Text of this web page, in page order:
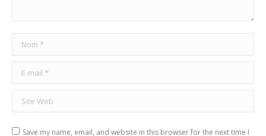
Nom *
E-mail *
Site Web
Save my name, email, and website in this browser for the next time I